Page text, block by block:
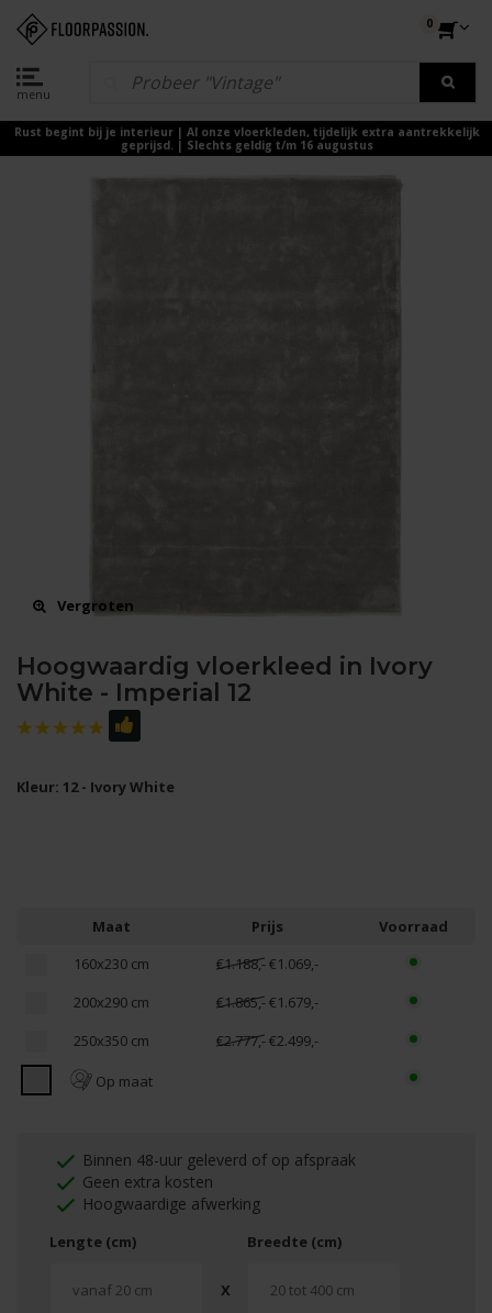
menu
0
Rust begint bij je interieur | Al onze vloerkleden, tijdelijk extra aantrekkelijk
geprijsd. | Slechts geldig t/m 16 augustus
Vergroten
Hoogwaardig vloerkleed in Ivory
White - Imperial 12
Kleur: 12 - Ivory White
Maat Prijs
Voorraad
160x230 cm
€1.188,-€1.069,-
200x290 cm
€1.865,-€1.679,-
250x350 cm
€2.777,-€2.499,-
Op maat
Binnen 48-uur geleverd of op afspraak
Geen extra kosten
Hoogwaardige afwerking
Lengte (cm) Breedte (cm)
X